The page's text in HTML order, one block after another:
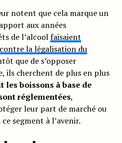
notent que cela marque un
aux années
de l’alcoolfaisaient
la légalisation du
que de s’opposer
ils cherchent de plus en plus
les boissons à base de
réglementées,
leur part de marché ou
segment à l’avenir.